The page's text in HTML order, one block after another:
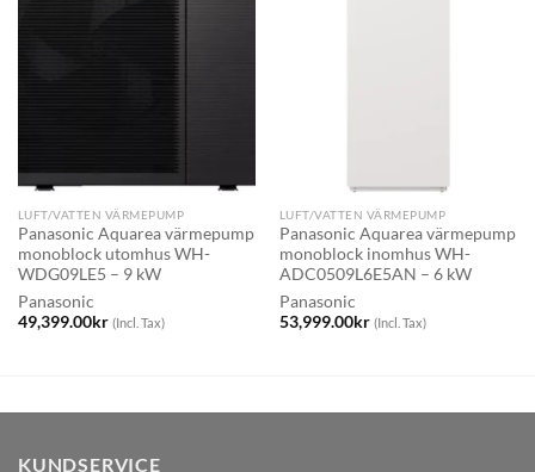
LUFT/VATTEN VÄRMEPUMP
Panasonic Aquarea värmepump
monoblock utomhus WH-
WDG09LE5 – 9 kW
Panasonic
49,399.00kr (Incl. Tax)
LUFT/VATTEN VÄRMEPUMP
Panasonic Aquarea värmepump
monoblock inomhus WH-
ADC0509L6E5AN – 6 kW
Panasonic
53,999.00kr (Incl. Tax)
KUNDSERVICE